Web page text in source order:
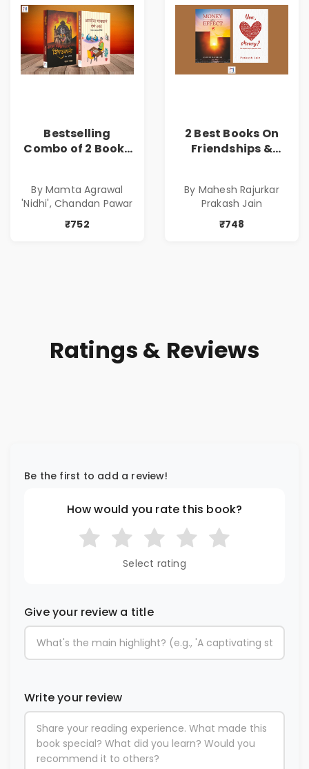
Bestselling
Combo of 2 Books
( सर्वोत्कृष्ट कादंबरी
आणि प्रभावशाली
कथांचा संच )
By Mamta Agrawal
'Nidhi', Chandan Pawar
₹752
2 Best Books On
Friendships &
of Power, Love &
Greed | Simplest
Way to Grow Your
By Mahesh Rajurkar
Prakash Jain
₹748
Ratings & Reviews
Be the first to add a review!
How would you rate this book?
Select rating
Give your review a title
Write your review